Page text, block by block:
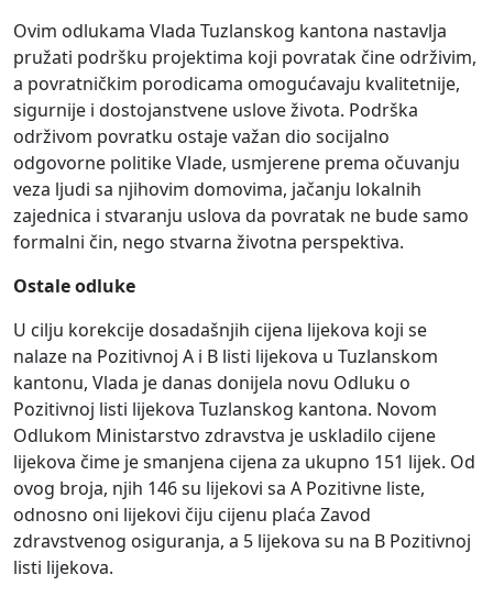
Ovim odlukama Vlada Tuzlanskog kantona nastavlja
pružati podršku projektima koji povratak čine održivim,
a povratničkim porodicama omogućavaju kvalitetnije,
sigurnije i dostojanstvene uslove života. Podrška
održivom povratku ostaje važan dio socijalno
odgovorne politike Vlade, usmjerene prema očuvanju
veza ljudi sa njihovim domovima, jačanju lokalnih
zajednica i stvaranju uslova da povratak ne bude samo
formalni čin, nego stvarna životna perspektiva.
Ostale odluke
U cilju korekcije dosadašnjih cijena lijekova koji se
nalaze na Pozitivnoj A i B listi lijekova u Tuzlanskom
kantonu, Vlada je danas donijela novu Odluku o
Pozitivnoj listi lijekova Tuzlanskog kantona. Novom
Odlukom Ministarstvo zdravstva je uskladilo cijene
lijekova čime je smanjena cijena za ukupno 151 lijek. Od
ovog broja, njih 146 su lijekovi sa A Pozitivne liste,
odnosno oni lijekovi čiju cijenu plaća Zavod
zdravstvenog osiguranja, a 5 lijekova su na B Pozitivnoj
listi lijekova.